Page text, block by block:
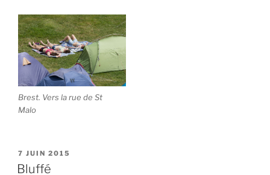
Brest. Vers la rue de St
Malo
PUBLIÉ
LE
7 JUIN 2015
Bluffé